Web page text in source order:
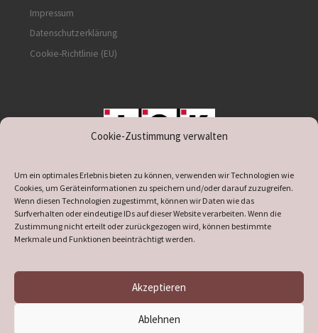
Cookie-Zustimmung verwalten
Um ein optimales Erlebnis bieten zu können, verwenden wir Technologien wie
Cookies, um Geräteinformationen zu speichern und/oder darauf zuzugreifen.
Wenn diesen Technologien zugestimmt, können wir Daten wie das
Surfverhalten oder eindeutige IDs auf dieser Website verarbeiten. Wenn die
Zustimmung nicht erteilt oder zurückgezogen wird, können bestimmte
Merkmale und Funktionen beeinträchtigt werden.
Akzeptieren
Ablehnen
Impressum
Datenschutzerklärung
Cookie-Richtlinie (EU)
supported by DÖ
Heimatverein Verl– Alle Rechte vorbehalten